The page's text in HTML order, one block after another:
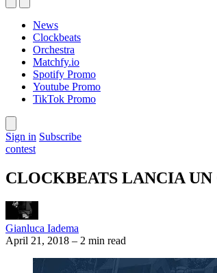
News
Clockbeats
Orchestra
Matchfy.io
Spotify Promo
Youtube Promo
TikTok Promo
Sign in Subscribe
contest
CLOCKBEATS LANCIA
Gianluca Iadema
April 21, 2018 – 2 min read